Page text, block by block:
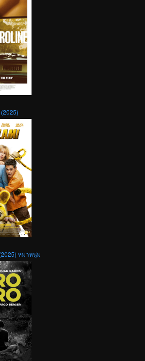
หมาหนุ่ม